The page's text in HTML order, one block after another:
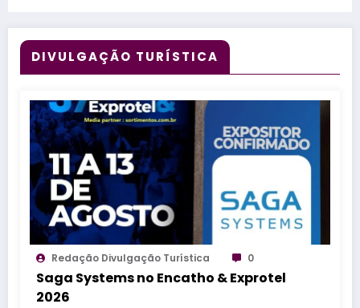
DIVULGAÇÃO TURÍSTICA
Redação Divulgação Turística 0
Saga Systems no Encatho & Exprotel
2026